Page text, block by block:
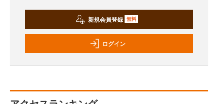
新規会員登録 無料
ログイン